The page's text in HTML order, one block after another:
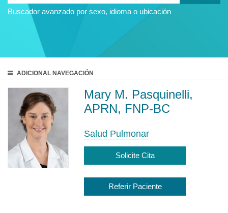
de
Proveedor
Buscador avanzado por sexo, idioma o ubicación
ADICIONAL NAVEGACIÓN
Mary M. Pasquinelli,
APRN, FNP-BC
Salud Pulmonar
Solicite Cita
Referir Paciente